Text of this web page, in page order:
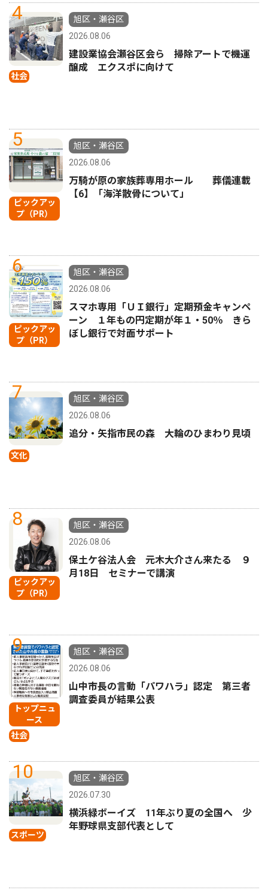
4
社会
旭区・瀬谷区
2026.08.06
建設業協会瀬谷区会ら 掃除アートで機運
醸成 エクスポに向けて
5
ピックアッ
プ（PR）
旭区・瀬谷区
2026.08.06
万騎が原の家族葬専用ホール 葬儀連載
【6】「海洋散骨について」
6
ピックアッ
プ（PR）
旭区・瀬谷区
2026.08.06
スマホ専用「ＵＩ銀行」定期預金キャンペ
ーン １年もの円定期が年１・50％ きら
ぼし銀行で対面サポート
7
文化
旭区・瀬谷区
2026.08.06
追分・矢指市民の森 大輪のひまわり見頃
8
ピックアッ
プ（PR）
旭区・瀬谷区
2026.08.06
保土ケ谷法人会 元木大介さん来たる ９
月18日 セミナーで講演
9
トップニュ
ース
社会
旭区・瀬谷区
2026.08.06
山中市長の言動「パワハラ」認定 第三者
調査委員が結果公表
10
スポーツ
旭区・瀬谷区
2026.07.30
横浜緑ボーイズ 11年ぶり夏の全国へ 少
年野球県支部代表として